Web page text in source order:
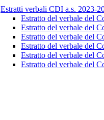
Estratti verbali CDI a.s. 2023-
Estratto del verbale del
Estratto del verbale del
Estratto del verbale del
Estratto del verbale del
Estratto del verbale del
Estratto del verbale del